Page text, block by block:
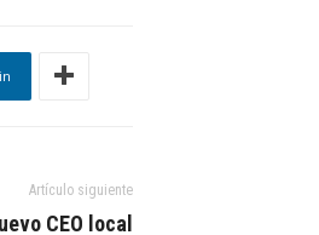
Artículo siguiente
CEO local